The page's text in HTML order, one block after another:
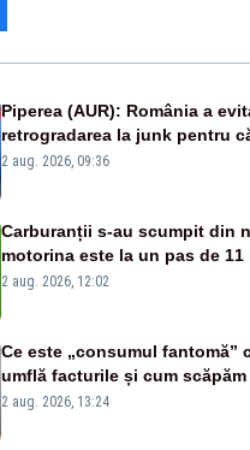
Piperea (AUR): România a
retrogradarea la junk pentru
catastrofă pentru bănci și
2 aug. 2026, 09:36
Carburanții s-au scumpit din
motorina este la un pas de 11
2 aug. 2026, 12:02
Ce este „consumul fantomă”
umflă facturile și cum scăpăm
2 aug. 2026, 13:24